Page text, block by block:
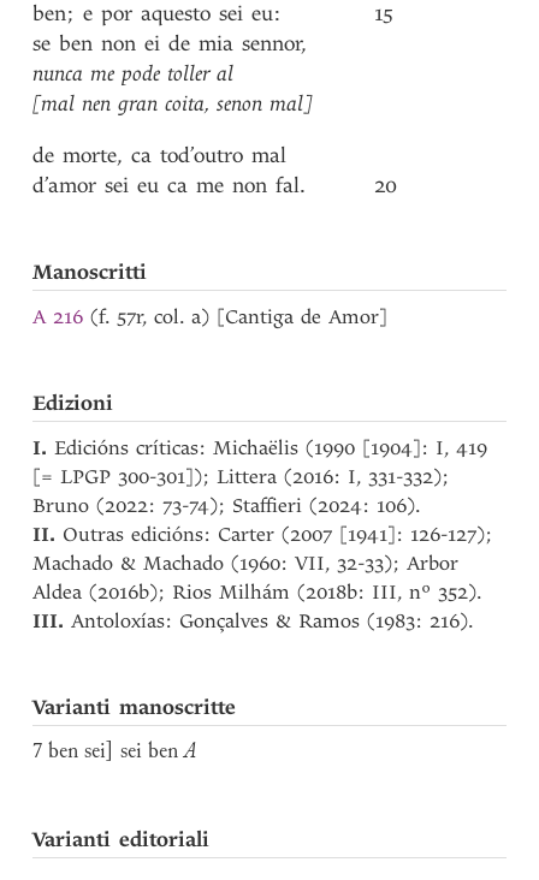
ben; e por aquesto sei eu:
se ben non ei de mia sennor,
nunca me pode toller al
[mal nen gran coita, senon mal]
de morte, ca tod’outro mal
d’amor sei eu ca me non fal.
15
20
Manoscritti
A 216 (f. 57r, col. a) [Cantiga de Amor]
Edizioni
I. Edicións críticas: Michaëlis (1990 [1904]: I, 419
[= LPGP 300-301]); Littera (2016: I, 331-332);
Bruno (2022: 73-74); Staffieri (2024: 106).
II. Outras edicións: Carter (2007 [1941]: 126-127);
Machado & Machado (1960: VII, 32-33); Arbor
Aldea (2016b); Rios Milhám (2018b: III, nº 352).
III. Antoloxías: Gonçalves & Ramos (1983: 216).
Varianti manoscritte
7 ben sei] sei benA
Varianti editoriali